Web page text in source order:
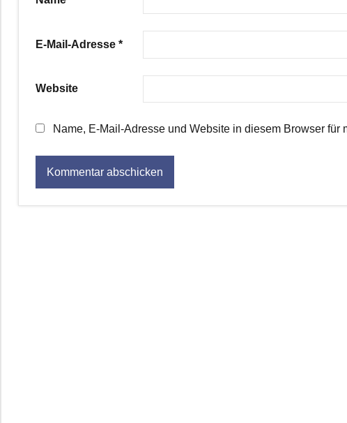
E-Mail-Adresse *
Website
Name, E-Mail-Adresse und Website in diesem Browser für